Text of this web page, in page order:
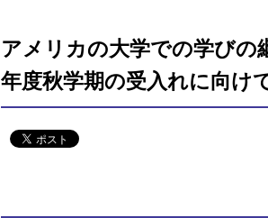
アメリカの大学での学びの
年度秋学期の受入れに向け